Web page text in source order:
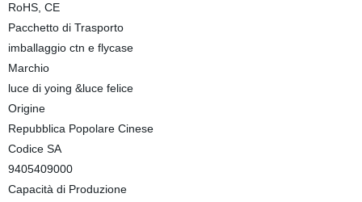
RoHS, CE
Pacchetto di Trasporto
imballaggio ctn e flycase
Marchio
luce di yoing &luce felice
Origine
Repubblica Popolare Cinese
Codice SA
9405409000
Capacità di Produzione